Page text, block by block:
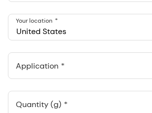
United States
Your location
Application
Quantity (g)